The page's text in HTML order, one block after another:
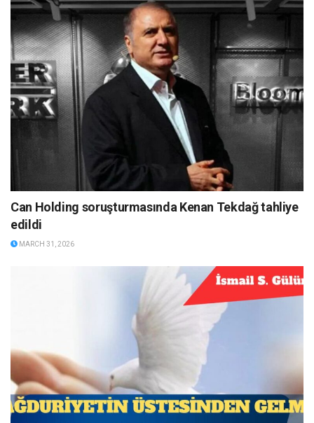
Can Holding soruşturmasında Kenan Tekdağ tahliye
edildi
MARCH 31, 2026